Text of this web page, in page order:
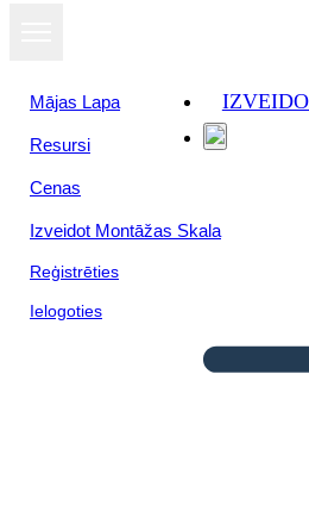
Mājas Lapa
Resursi
Cenas
Izveidot Montāžas Skala
Reģistrēties
Ielogoties
Skatīt kā
slaidrādi